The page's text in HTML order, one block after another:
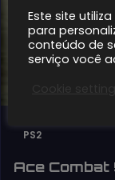
PS2
Ace
Este site
para
conteúdo de
serviço você